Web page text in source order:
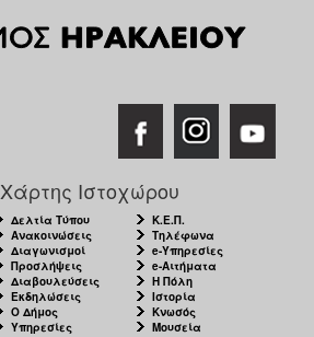
Χάρτης Ιστοχώρου
Δελτία Τύπου
Ανακοινώσεις
Διαγωνισμοί
Προσλήψεις
Διαβουλεύσεις
Εκδηλώσεις
Ο Δήμος
Υπηρεσίες
Κ.Ε.Π.
Τηλέφωνα
e-Υπηρεσίες
e-Αιτήματα
Η Πόλη
Ιστορία
Κνωσός
Μουσεία